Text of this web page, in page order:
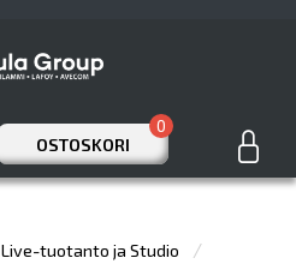
OSTOSKORI
0
Live-tuotanto ja Studio